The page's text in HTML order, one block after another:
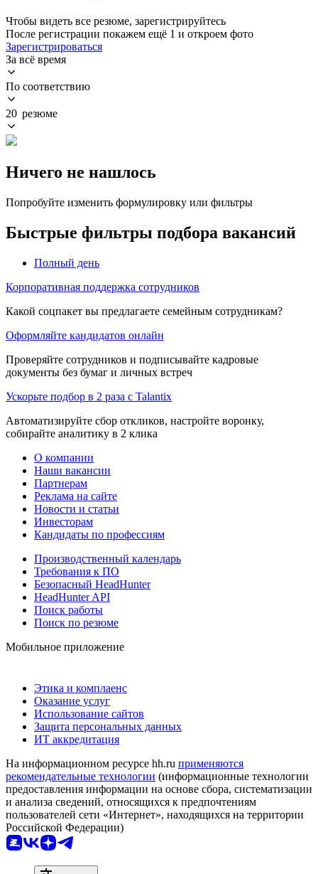
Чтобы видеть все резюме, зарегистрируйтесь
После регистрации покажем ещё 1 и откроем фото
Зарегистрироваться
За всё время
По соответствию
20 резюме
Ничего не нашлось
Попробуйте изменить формулировку или фильтры
Быстрые фильтры подбора вакансий
Полный день
Корпоративная поддержка сотрудников
Какой соцпакет вы предлагаете семейным сотрудникам?
Оформляйте кандидатов онлайн
Проверяйте сотрудников и подписывайте кадровые
документы без бумаг и личных встреч
Ускорьте подбор в 2 раза с Talantix
Автоматизируйте сбор откликов, настройте воронку,
собирайте аналитику в 2 клика
О компании
Наши вакансии
Партнерам
Реклама на сайте
Новости и статьи
Инвесторам
Кандидаты по профессиям
Производственный календарь
Требования к ПО
Безопасный HeadHunter
HeadHunter API
Поиск работы
Поиск по резюме
Мобильное приложение
Этика и комплаенс
Оказание услуг
Использование сайтов
Защита персональных данных
ИТ аккредитация
На информационном ресурсе hh.ru применяются
рекомендательные технологии (информационные технологии
предоставления информации на основе сбора, систематизации
и анализа сведений, относящихся к предпочтениям
пользователей сети «Интернет», находящихся на территории
Российской Федерации)